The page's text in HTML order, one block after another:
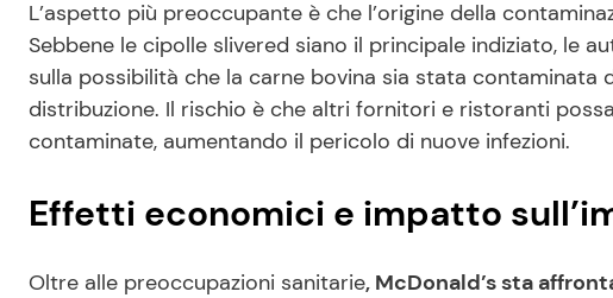
L’aspetto più preoccupante è che l’origine della
Sebbene le cipolle slivered siano il principale indiziato, le
sulla possibilità che la carne bovina sia stata contaminata
distribuzione. Il rischio è che altri fornitori e ristoranti
contaminate, aumentando il pericolo di nuove infezioni.
Effetti economici e impatto
Oltre alle preoccupazioni sanitarie, McDonald’s sta